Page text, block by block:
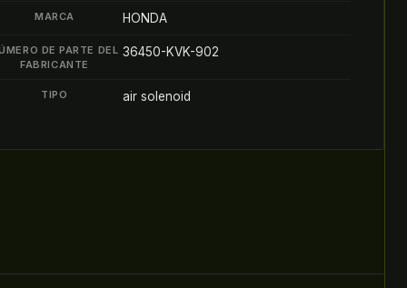
MARCA HONDA
DE PARTE DEL
FABRICANTE
36450-KVK-902
TIPO air solenoid